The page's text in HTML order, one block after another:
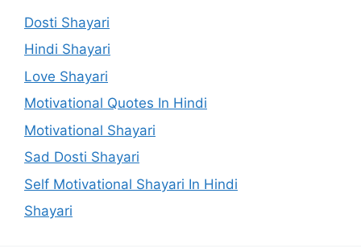
Dosti Shayari
Hindi Shayari
Love Shayari
Motivational Quotes In Hindi
Motivational Shayari
Sad Dosti Shayari
Self Motivational Shayari In Hindi
Shayari